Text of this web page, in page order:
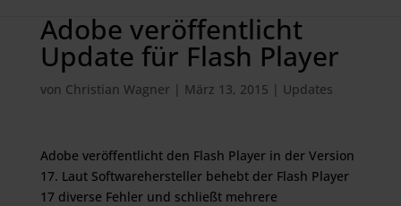
Adobe veröffentlicht
Update für Flash Player
von Christian Wagner | März 13, 2015 | Updates
Adobe veröffentlicht den Flash Player in der Version
17. Laut Softwarehersteller behebt der Flash Player
17 diverse Fehler und schließt mehrere